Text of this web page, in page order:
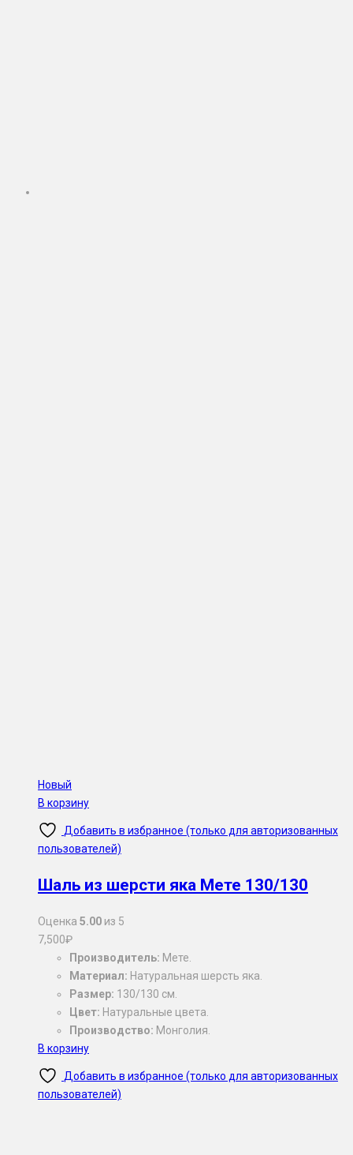
Новый
В корзину
Добавить в избранное (только для авторизованных
пользователей)
Шаль из шерсти яка Мете 130/130
Оценка 5.00 из 5
7,500₽
Производитель: Мете.
Материал: Натуральная шерсть яка.
Размер: 130/130 см.
Цвет: Натуральные цвета.
Производство: Монголия.
В корзину
Добавить в избранное (только для авторизованных
пользователей)